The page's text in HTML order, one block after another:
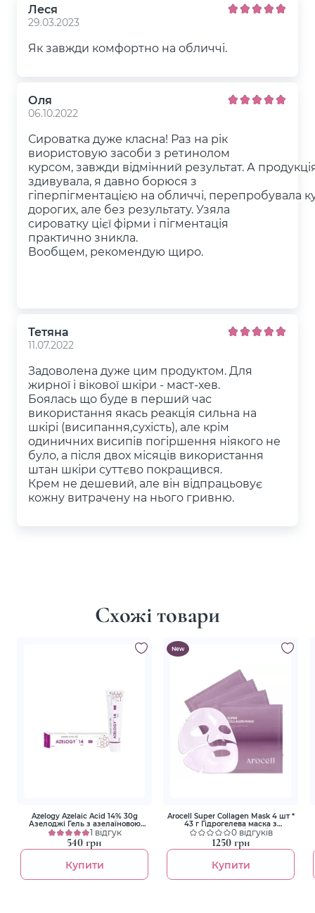
Леся
29.03.2023
Як завжди комфортно на обличчі.
Оля
06.10.2022
Сироватка дуже класна! Раз на рік
виористовую засоби з ретинолом
курсом, завжди відмінний результат. А
здивувала, я давно борюся з
гіперпігментацією на обличчі, перепробувала
дорогих, але без результату. Узяла
сироватку цієї фірми і пігментація
практично зникла.
Вообщем, рекомендую щиро.
Тетяна
11.07.2022
Задоволена дуже цим продуктом. Для
жирної і вікової шкіри - маст-хев.
Боялась що буде в перший час
використання якась реакція сильна на
шкірі (висипання,сухість), але крім
одиничних висипів погіршення ніякого не
було, а після двох місяців використання
штан шкіри суттєво покращився.
Крем не дешевий, але він відпрацьовує
кожну витрачену на нього гривню.
Схожі товари
Azelogy Azelaic Acid 14% 30g
Азелоджі Гель з азелаїновою
кислотою 14%
1 відгук
540 грн
Купити
New
Arocell Super Collagen Mask 4 шт *
43 г Гідрогелева маска з
колагеном і пептидами для
ліфтингу та зволоження
0 відгуків
1250 грн
Купити